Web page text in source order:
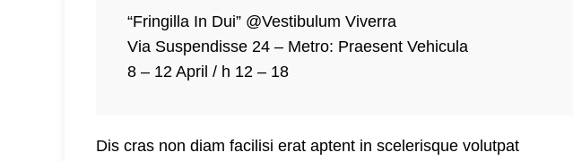
“Fringilla In Dui” @Vestibulum Viverra
Via Suspendisse 24 – Metro: Praesent Vehicula
8 – 12 April / h 12 – 18
Dis cras non diam facilisi erat aptent in scelerisque volutpat